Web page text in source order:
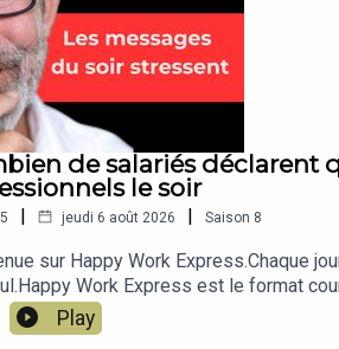
de salariés déclarent
le soir
| jeudi 6 août 2026 | Saison 8
sur Happy Work Express.Chaque
Work Express est le format
bienveillant.Que vous soyez
ni anormal.Parfois, il suffit d’un chiffre
Play